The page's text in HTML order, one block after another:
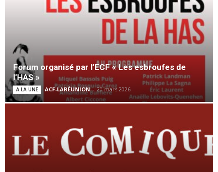
Forum organisé par l’ECF « Les esbroufes de
l’HAS »
A LA UNE ACF-LARÉUNION - 20 mars 2026